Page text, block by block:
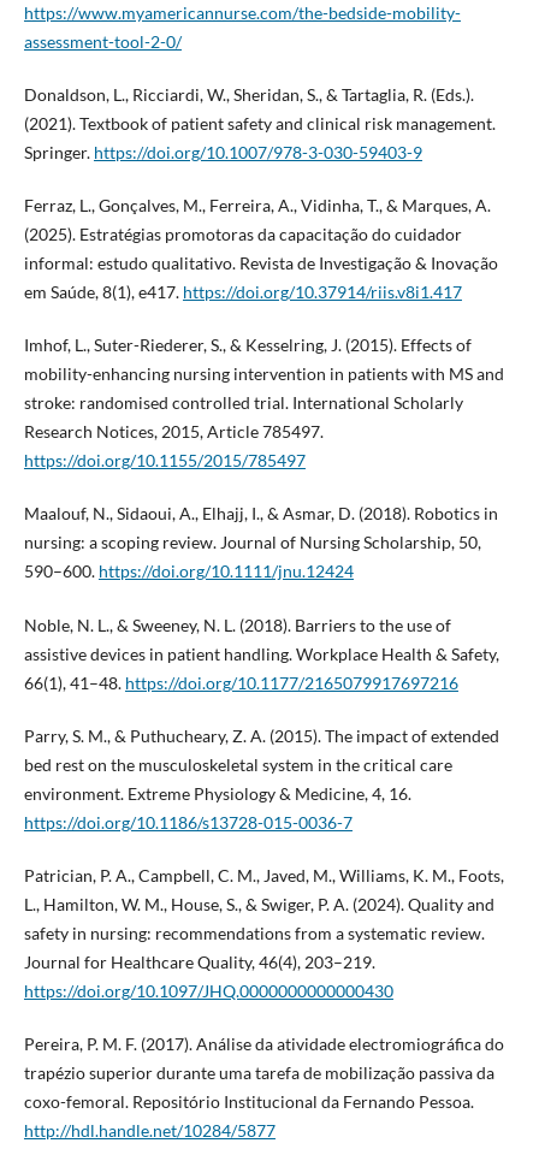
https://www.myamericannurse.com/the-bedside-mobility-
assessment-tool-2-0/
Donaldson, L., Ricciardi, W., Sheridan, S., & Tartaglia, R. (Eds.).
(2021). Textbook of patient safety and clinical risk management.
Springer. https://doi.org/10.1007/978-3-030-59403-9
Ferraz, L., Gonçalves, M., Ferreira, A., Vidinha, T., & Marques, A.
(2025). Estratégias promotoras da capacitação do cuidador
informal: estudo qualitativo. Revista de Investigação & Inovação
em Saúde, 8(1), e417. https://doi.org/10.37914/riis.v8i1.417
Imhof, L., Suter-Riederer, S., & Kesselring, J. (2015). Effects of
mobility-enhancing nursing intervention in patients with MS and
stroke: randomised controlled trial. International Scholarly
Research Notices, 2015, Article 785497.
https://doi.org/10.1155/2015/785497
Maalouf, N., Sidaoui, A., Elhajj, I., & Asmar, D. (2018). Robotics in
nursing: a scoping review. Journal of Nursing Scholarship, 50,
590–600. https://doi.org/10.1111/jnu.12424
Noble, N. L., & Sweeney, N. L. (2018). Barriers to the use of
assistive devices in patient handling. Workplace Health & Safety,
66(1), 41–48. https://doi.org/10.1177/2165079917697216
Parry, S. M., & Puthucheary, Z. A. (2015). The impact of extended
bed rest on the musculoskeletal system in the critical care
environment. Extreme Physiology & Medicine, 4, 16.
https://doi.org/10.1186/s13728-015-0036-7
Patrician, P. A., Campbell, C. M., Javed, M., Williams, K. M., Foots,
L., Hamilton, W. M., House, S., & Swiger, P. A. (2024). Quality and
safety in nursing: recommendations from a systematic review.
Journal for Healthcare Quality, 46(4), 203–219.
https://doi.org/10.1097/JHQ.0000000000000430
Pereira, P. M. F. (2017). Análise da atividade electromiográfica do
trapézio superior durante uma tarefa de mobilização passiva da
coxo-femoral. Repositório Institucional da Fernando Pessoa.
http://hdl.handle.net/10284/5877